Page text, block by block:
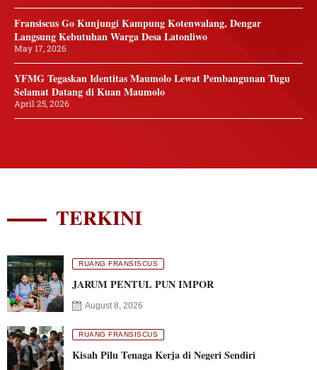
Fransiscus Go Kunjungi Kampung Kotenwalang, Dengar
Langsung Kebutuhan Warga Desa Latonliwo
May 17, 2026
YFMG Tegaskan Identitas Maumolo Lewat Pembangunan Tugu
Selamat Datang di Kuan Maumolo
April 25, 2026
TERKINI
RUANG FRANSISCUS
JARUM PENTUL PUN IMPOR
August 8, 2026
RUANG FRANSISCUS
Kisah Pilu Tenaga Kerja di Negeri Sendiri